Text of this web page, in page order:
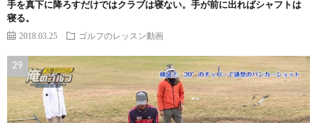
手を真下に降ろすだけではクラブは寝ない。手が前に出ればシャフトは
寝る。
2018.03.25 ゴルフのレッスン動画